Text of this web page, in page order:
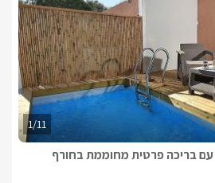
1/11
עם בריכה פרטית מחוממת בחורף